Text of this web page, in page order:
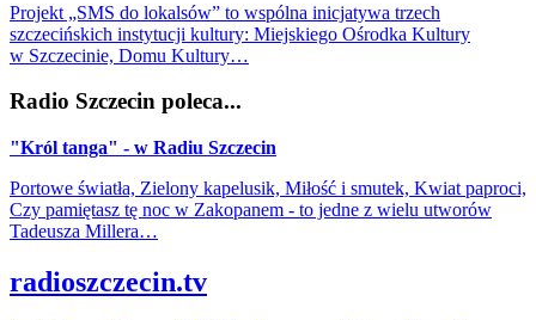
Projekt „SMS do lokalsów” to wspólna inicjatywa trzech
szczecińskich instytucji kultury: Miejskiego Ośrodka Kultury
w Szczecinie, Domu Kultury…
Radio Szczecin poleca...
"Król tanga" - w Radiu Szczecin
Portowe światła, Zielony kapelusik, Miłość i smutek, Kwiat paproci,
Czy pamiętasz tę noc w Zakopanem - to jedne z wielu utworów
Tadeusza Millera…
radioszczecin.tv